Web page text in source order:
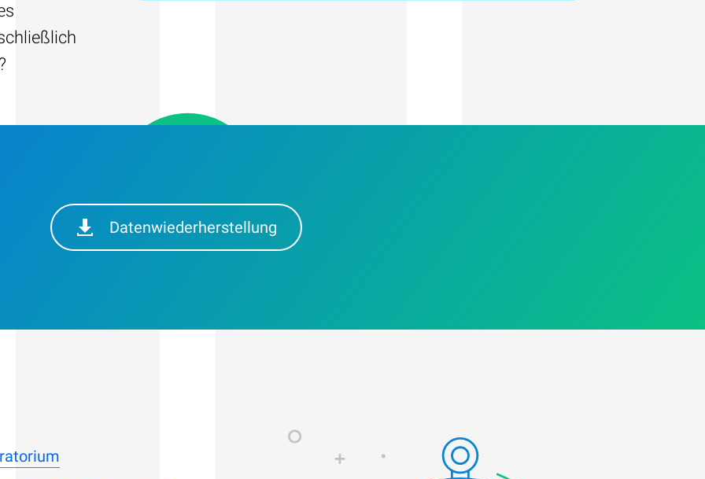
Datenwiederherstellung